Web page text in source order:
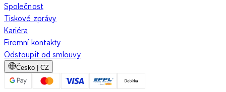
Společnost
Tiskové zprávy
Kariéra
Firemní kontakty
Odstoupit od smlouvy
Česko | CZ